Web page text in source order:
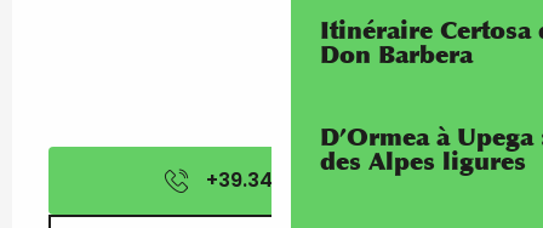
Itinéraire Certosa
Don Barbera
D’Ormea à
des Alpes ligures
+39.349.662.71